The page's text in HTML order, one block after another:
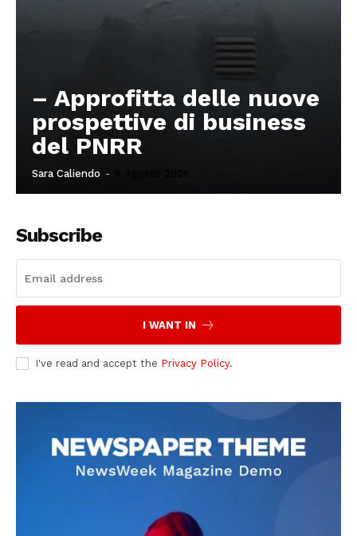
– Approfitta delle nuove
prospettive di business
del PNRR
Sara Caliendo -
Subscribe
I WANT IN
I've read and accept the Privacy Policy.